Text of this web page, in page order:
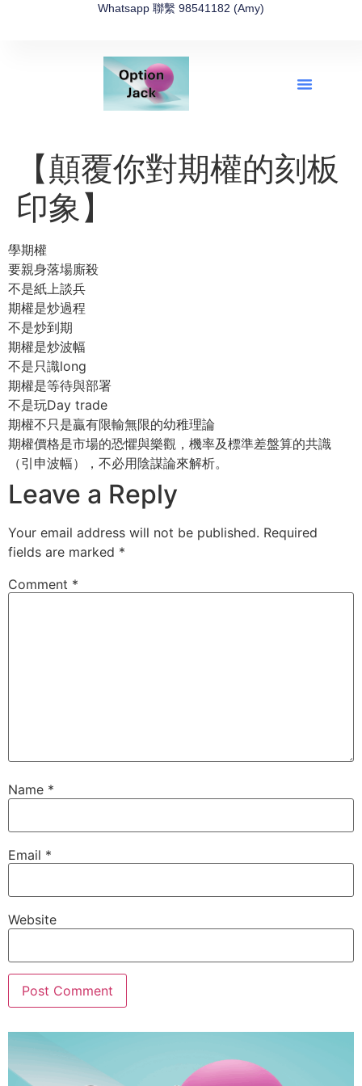
Whatsapp 聯繫 98541182 (Amy)
【顛覆你對期權的刻板
印象】
學期權
要親身落場廝殺
不是紙上談兵
期權是炒過程
不是炒到期
期權是炒波幅
不是只識long
期權是等待與部署
不是玩Day trade
期權不只是贏有限輸無限的幼稚理論
期權價格是市場的恐懼與樂觀，機率及標準差盤算的共識
（引申波幅），不必用陰謀論來解析。
Leave a Reply
Your email address will not be published. Required
fields are marked *
Comment *
Name *
Email *
Website